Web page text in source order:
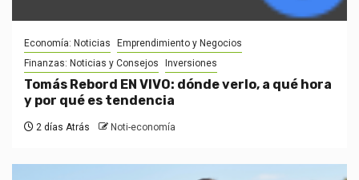
Economía: Noticias
Emprendimiento y Negocios
Finanzas: Noticias y Consejos
Inversiones
Tomás Rebord EN VIVO: dónde verlo, a qué hora
y por qué es tendencia
2 días Atrás Noti-economía